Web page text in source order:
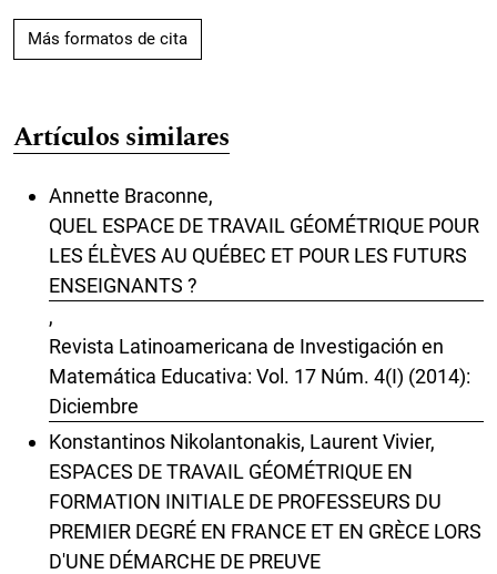
Más formatos de cita
Artículos similares
Annette Braconne,
QUEL ESPACE DE TRAVAIL GÉOMÉTRIQUE POUR
LES ÉLÈVES AU QUÉBEC ET POUR LES FUTURS
ENSEIGNANTS ?
,
Revista Latinoamericana de Investigación en
Matemática Educativa: Vol. 17 Núm. 4(I) (2014):
Diciembre
Konstantinos Nikolantonakis, Laurent Vivier,
ESPACES DE TRAVAIL GÉOMÉTRIQUE EN
FORMATION INITIALE DE PROFESSEURS DU
PREMIER DEGRÉ EN FRANCE ET EN GRÈCE LORS
D'UNE DÉMARCHE DE PREUVE